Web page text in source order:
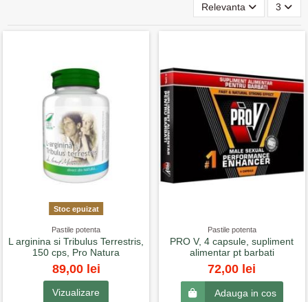
Relevanta 3
Stoc epuizat
Pastile potenta
L arginina si Tribulus Terrestris,
150 cps, Pro Natura
89,00 lei
Vizualizare
Pastile potenta
PRO V, 4 capsule, supliment
alimentar pt barbati
72,00 lei
Adauga in cos